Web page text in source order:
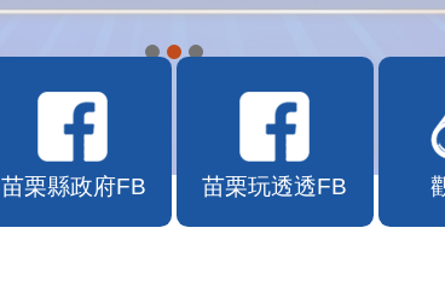
苗栗縣政府FB 苗栗玩透透FB